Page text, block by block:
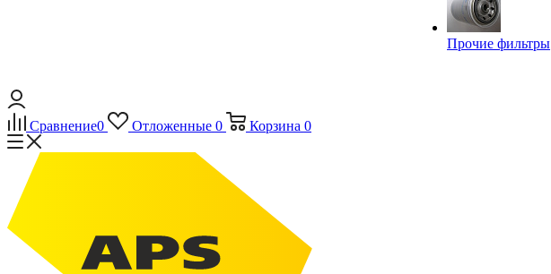
Прочие фильтры
Сравнение0 Отложенные 0 Корзина 0